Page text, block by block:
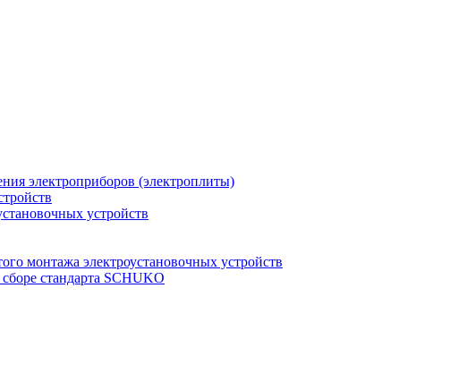
электроприборов (электроплиты)
устройств
монтажа электроустановочных устройств
стандарта SCHUKO